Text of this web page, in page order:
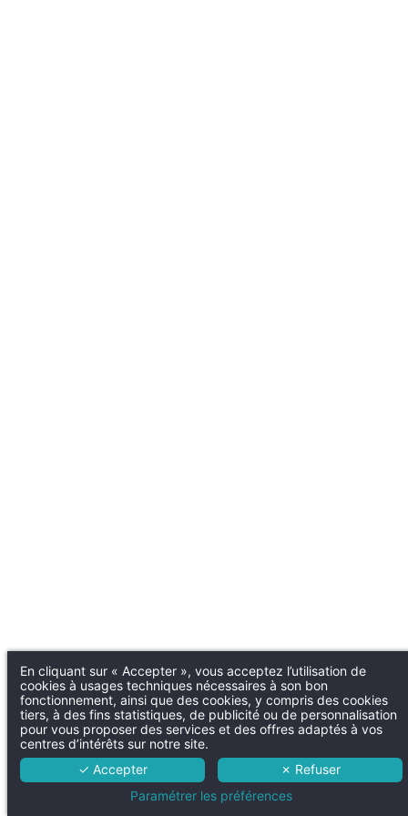
En cliquant sur « Accepter », vous acceptez l’utilisation de
cookies à usages techniques nécessaires à son bon
fonctionnement, ainsi que des cookies, y compris des cookies
tiers, à des fins statistiques, de publicité ou de personnalisation
pour vous proposer des services et des offres adaptés à vos
centres d’intérêts sur notre site.
✓ Accepter
✗ Refuser
Paramétrer les préférences